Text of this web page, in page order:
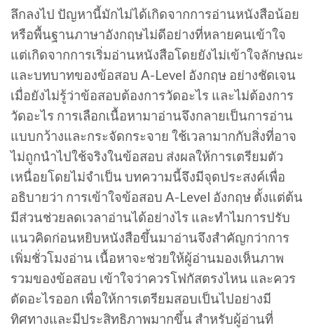
ลึกลงไป ปัญหานี้มักไม่ได้เกิดจากการอ่านหนังสือน้อย
หรือพื้นฐานภาษาอังกฤษไม่ดีอย่างที่หลายคนเข้าใจ
แต่เกิดจากการเริ่มอ่านหนังสือโดยยังไม่เข้าใจลักษณะ
และบทบาทของข้อสอบ A-Level อังกฤษ อย่างชัดเจน
เมื่อยังไม่รู้ว่าข้อสอบต้องการวัดอะไร และไม่ต้องการ
วัดอะไร การเลือกเนื้อหามาอ่านจึงกลายเป็นการอ่าน
แบบกว้างและกระจัดกระจาย ใช้เวลามากกับสิ่งที่อาจ
ไม่ถูกนำไปใช้จริงในข้อสอบ ส่งผลให้การเตรียมตัว
เหนื่อยโดยไม่จำเป็น บทความนี้จึงมีจุดประสงค์เพื่อ
อธิบายว่า การเข้าใจข้อสอบ A-Level อังกฤษ ตั้งแต่ต้น
มีส่วนช่วยลดเวลาอ่านได้อย่างไร และทำไมการปรับ
แนวคิดก่อนหยิบหนังสือขึ้นมาอ่านจึงสำคัญกว่าการ
เพิ่มชั่วโมงอ่าน เนื้อหาจะช่วยให้ผู้อ่านมองเห็นภาพ
รวมของข้อสอบ เข้าใจว่าควรโฟกัสตรงไหน และควร
ตัดอะไรออก เพื่อให้การเตรียมสอบเป็นไปอย่างมี
ทิศทางและมีประสิทธิภาพมากขึ้น สำหรับผู้อ่านที่